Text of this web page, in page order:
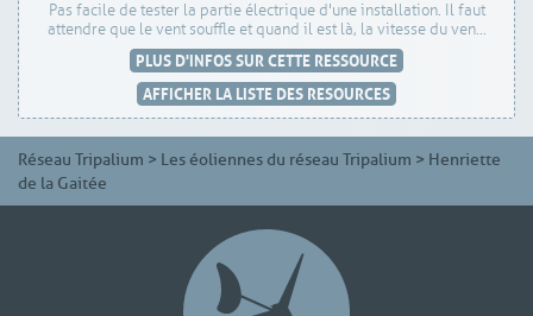
Pas facile de tester la partie électrique d'une installation. Il faut
attendre que le vent souffle et quand il est là, la vitesse du ven...
PLUS D'INFOS SUR CETTE RESSOURCE
AFFICHER LA LISTE DES RESOURCES
Réseau Tripalium > Les éoliennes du réseau Tripalium > Henriette
de la Gaitée